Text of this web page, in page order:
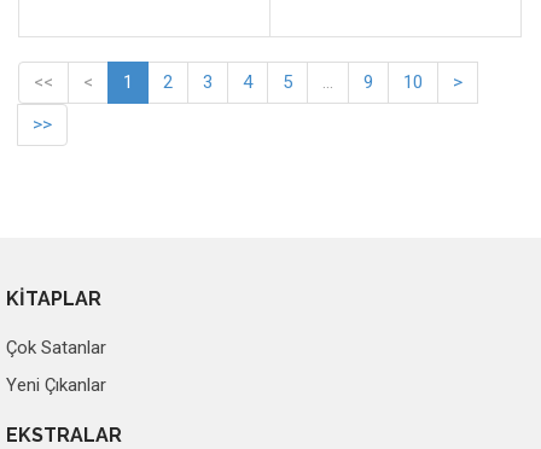
<< < 1 2 3 4 5 ... 9 10
>
>>
KİTAPLAR
Çok Satanlar
Yeni Çıkanlar
EKSTRALAR